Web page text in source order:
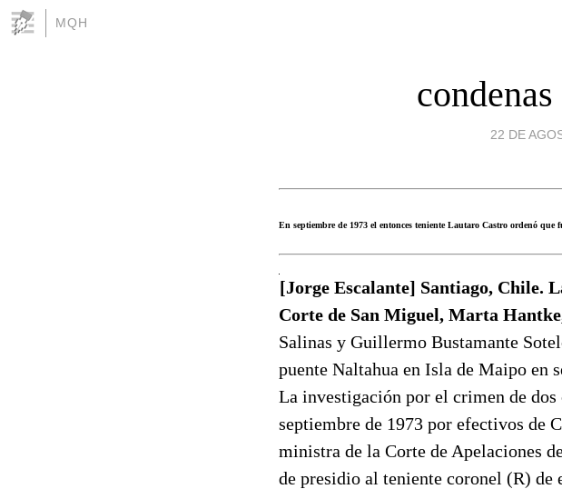
MQH
22 DE
En septiembre de 1973 el entonces teniente Lautaro Castro ordenó
[Jorge Escalante] Santiago, Chile.
Corte de San Miguel, Marta
Salinas y Guillermo Bustamante
puente Naltahua en Isla de Maipo en
La investigación por el crimen de
septiembre de 1973 por efectivos de
ministra de la Corte de Apelaciones
de presidio al teniente coronel (R) de